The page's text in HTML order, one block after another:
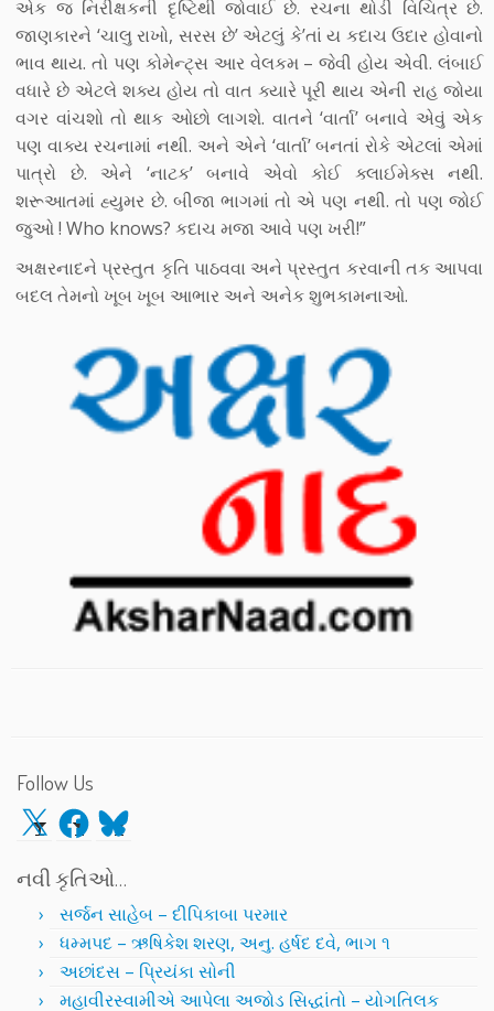
એક જ નિરીક્ષકની દૃષ્ટિથી જોવાઈ છે. રચના થોડી વિચિત્ર છે.
જાણકારને ‘ચાલુ રાખો, સરસ છે’ એટલું કે’તાં ય કદાચ ઉદાર હોવાનો
ભાવ થાય. તો પણ કોમેન્ટ્સ આર વેલકમ – જેવી હોય એવી. લંબાઈ
વધારે છે એટલે શક્ય હોય તો વાત ક્યારે પૂરી થાય એની રાહ જોયા
વગર વાંચશો તો થાક ઓછો લાગશે. વાતને ‘વાર્તા’ બનાવે એવું એક
પણ વાક્ય રચનામાં નથી. અને એને ‘વાર્તા’ બનતાં રોકે એટલાં એમાં
પાત્રો છે. એને ‘નાટક’ બનાવે એવો કોઈ ક્લાઈમેક્સ નથી.
શરૂઆતમાં હ્યુમર છે. બીજા ભાગમાં તો એ પણ નથી. તો પણ જોઈ
જુઓ ! Who knows? કદાચ મજા આવે પણ ખરી!”
અક્ષરનાદને પ્રસ્તુત કૃતિ પાઠવવા અને પ્રસ્તુત કરવાની તક આપવા
બદલ તેમનો ખૂબ ખૂબ આભાર અને અનેક શુભકામનાઓ.
Follow Us
X Facebook
Bluesky
નવી કૃતિઓ…
સર્જન સાહેબ – દીપિકાબા પરમાર
ધમ્મપદ – ઋષિકેશ શરણ, અનુ. હર્ષદ દવે, ભાગ ૧
અછાંદસ – પ્રિયંકા સોની
મહાવીરસ્વામીએ આપેલા અજોડ સિદ્ધાંતો – યોગતિલક